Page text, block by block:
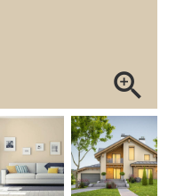
zoom_in